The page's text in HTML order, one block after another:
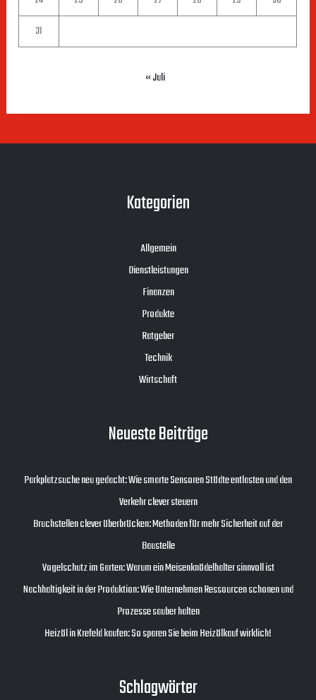
31
« Juli
Kategorien
Allgemein
Dienstleistungen
Finanzen
Produkte
Ratgeber
Technik
Wirtschaft
Neueste Beiträge
Parkplatzsuche neu gedacht: Wie smarte Sensoren Städte entlasten und den
Verkehr clever steuern
Bruchstellen clever überbrücken: Methoden für mehr Sicherheit auf der
Baustelle
Vogelschutz im Garten: Warum ein Meisenknödelhalter sinnvoll ist
Nachhaltigkeit in der Produktion: Wie Unternehmen Ressourcen schonen und
Prozesse sauber halten
Heizöl in Krefeld kaufen: So sparen Sie beim Heizölkauf wirklich!
Schlagwörter